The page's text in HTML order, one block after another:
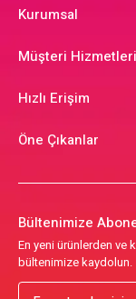
Kurumsal
Müşteri Hizmetleri
Hızlı Erişim
Öne Çıkanlar
Bültenimize Abone
En yeni ürünlerden
bültenimize kaydolun.